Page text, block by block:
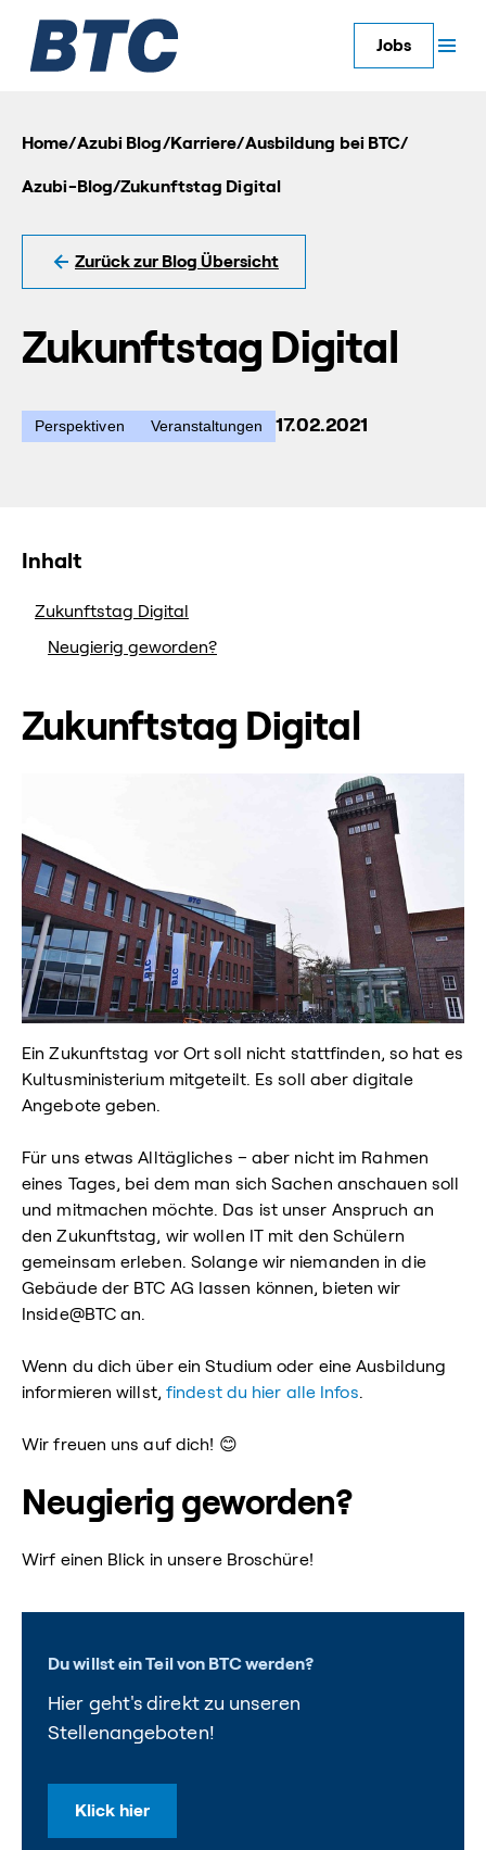
Jobs
Home/Azubi Blog/Karriere/Ausbildung bei BTC/
Azubi-Blog/Zukunftstag Digital
Zurück zur Blog Übersicht
Zukunftstag Digital
Perspektiven Veranstaltungen 17.02.2021
Inhalt
Zukunftstag Digital
Neugierig geworden?
Zukunftstag Digital
Ein Zukunftstag vor Ort soll nicht stattfinden, so hat es
Kultusministerium mitgeteilt. Es soll aber digitale
Angebote geben.
Für uns etwas Alltägliches – aber nicht im Rahmen
eines Tages, bei dem man sich Sachen anschauen soll
und mitmachen möchte. Das ist unser Anspruch an
den Zukunftstag, wir wollen IT mit den Schülern
gemeinsam erleben. Solange wir niemanden in die
Gebäude der BTC AG lassen können, bieten wir
Inside@BTC an.
Wenn du dich über ein Studium oder eine Ausbildung
informieren willst, findest du hier alle Infos.
Wir freuen uns auf dich! 😊
Neugierig geworden?
Wirf einen Blick in unsere Broschüre!
Du willst ein Teil von BTC werden?
Hier geht's direkt zu unseren
Stellenangeboten!
Klick hier